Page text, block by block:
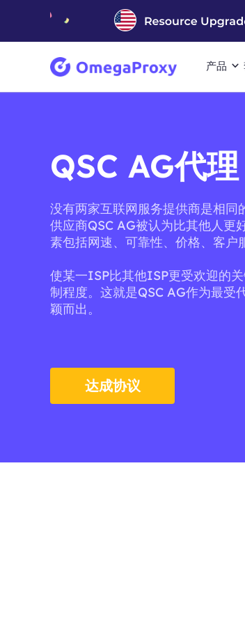
产品
QSC AG代理
没有两家互联网服务提供商是相同
供应商QSC AG被认为比其他人更
素包括网速、可靠性、价格、客户
使某一ISP比其他ISP更受欢迎的
制程度。这就是QSC AG作为最受
颖而出。
达成协议